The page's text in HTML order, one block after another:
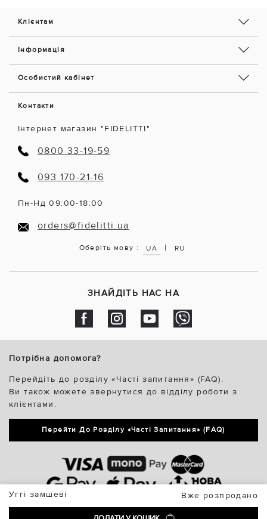
Уггі замшеві Вже розпродано
Клієнтам
Інформація
Особистий кабінет
Контакти
Інтернет магазин "FIDELITTI"
0800 33-19-59
093 170-21-16
Пн-Нд 09:00-18:00
orders@fidelitti.ua
Оберіть мову : UA | RU
ЗНАЙДІТЬ НАС НА
Потрібна допомога?
Перейдіть до розділу «Часті запитання» (FAQ).
Ви також можете звернутися до відділу роботи з
клієнтами.
Перейти До Розділу «Часті Запитання» (FAQ)